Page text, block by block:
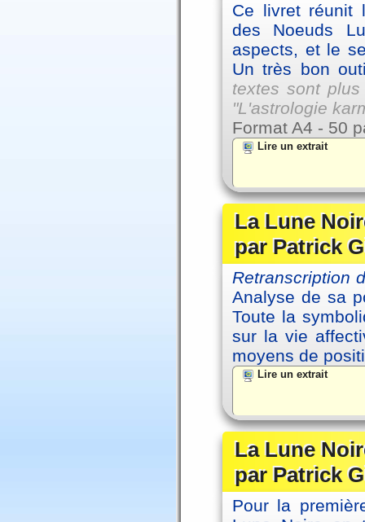
Ce livret réunit
des Noeuds
aspects, et le
Un très bon
textes sont
"L'astrologie
Format A4 - 50
Lire un extrait
La Lune
par Patrick
Retranscription
Analyse de sa
Toute la
sur la vie
moyens de
Lire un extrait
La Lune
par Patrick
Pour la